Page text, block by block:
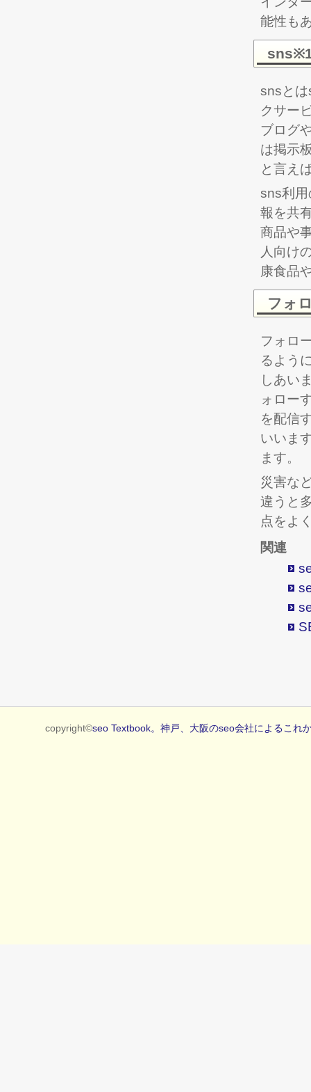
能性も
snsと
クサー
ブログ
は掲示
と言え
sns利用
報を共
商品や
人向け
康食品
フォ
フォロ
るよう
しあい
ォロー
を配信
いいま
ます。
災害な
違うと
点をよ
関連
copyright©seo Textbook。神戸、大阪のseo会社によるこれ